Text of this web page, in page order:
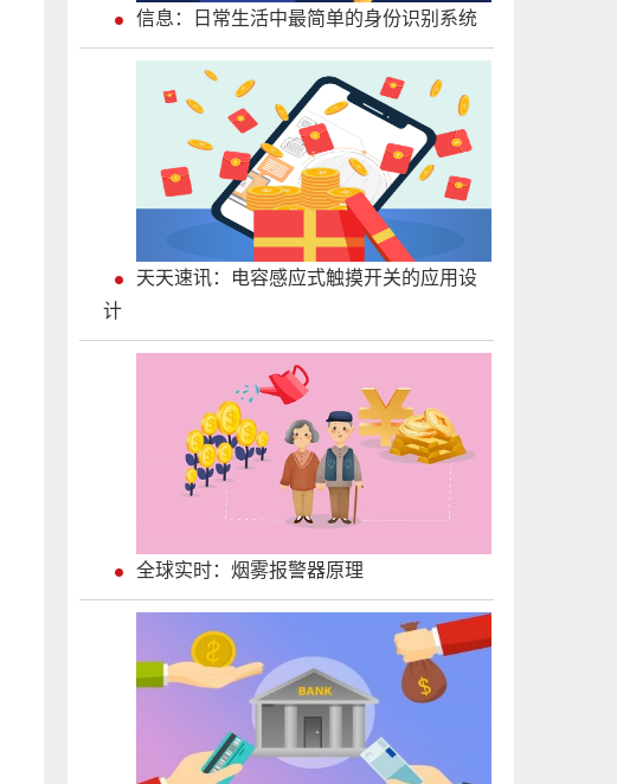
信息：日常生活中最简单的身份识别系统
天天速讯：电容感应式触摸开关的应用设
计
全球实时：烟雾报警器原理